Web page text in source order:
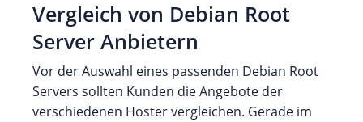
Vergleich von Debian Root
Server Anbietern
Vor der Auswahl eines passenden Debian Root
Servers sollten Kunden die Angebote der
verschiedenen Hoster vergleichen. Gerade im